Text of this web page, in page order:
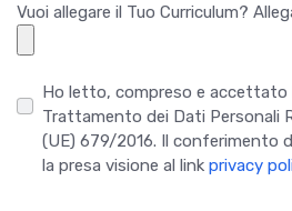
Vuoi allegare il Tuo Curriculum?
Ho letto, compreso e accettato
Trattamento dei Dati Personali
(UE) 679/2016. Il conferimento
la presa visione al link privacy